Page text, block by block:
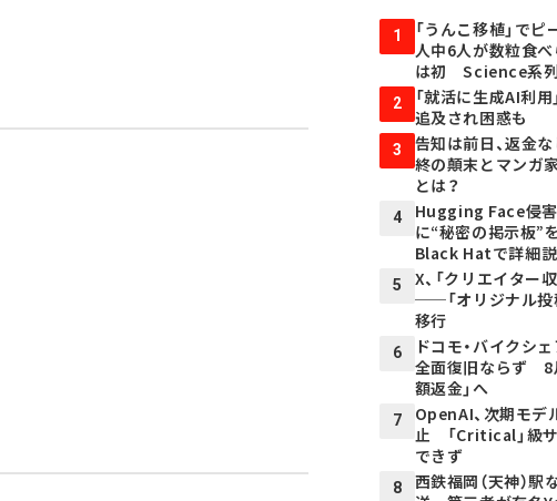
1
「うんこ移植」で
人中6人が数粒食
は初 Science系
2
「就活に生成AI利
追及され困惑も
3
告知は前日、返金
終の顛末とマンガ
とは？
4
Hugging Face侵害
に“秘密の掲示板
Black Hatで詳細
5
X、「クリエイター
──「オリジナル投
移行
6
ドコモ・バイクシ
全面復旧ならず 8
額返金」へ
7
OpenAI、次期モデ
止 「Critical」級
できず
8
西鉄福岡（天神）